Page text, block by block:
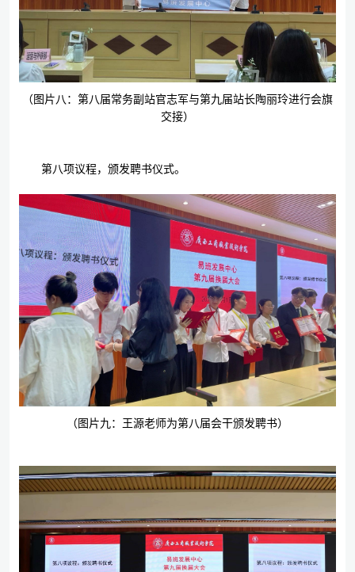
（图片八：第八届常务副站官志军与第九届站长陶丽玲进行会旗
交接）
第八项议程，颁发聘书仪式。
（图片九：王源老师为第八届会干颁发聘书）